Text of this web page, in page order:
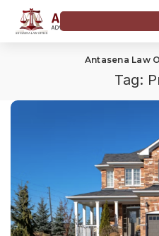
Antasena Law
Tag: